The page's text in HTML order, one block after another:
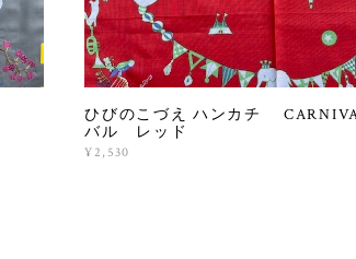
ひびのこづえ ハンカチ
バル レッド
¥2,530